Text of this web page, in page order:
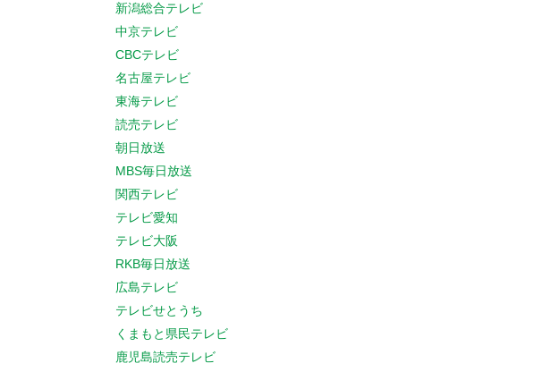
新潟総合テレビ
中京テレビ
CBCテレビ
名古屋テレビ
東海テレビ
読売テレビ
朝日放送
MBS毎日放送
関西テレビ
テレビ愛知
テレビ大阪
RKB毎日放送
広島テレビ
テレビせとうち
くまもと県民テレビ
鹿児島読売テレビ